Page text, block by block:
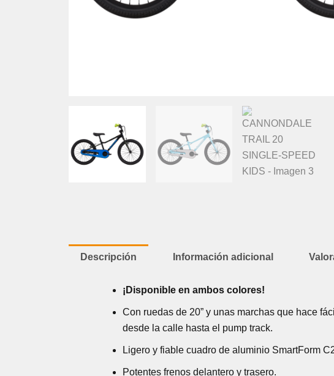
Descripción Información adicional
¡Disponible en ambos colores!
Con ruedas de 20” y unas marchas que hace
desde la calle hasta el pump track.
Ligero y fiable cuadro de aluminio SmartForm
Potentes frenos delantero y trasero.